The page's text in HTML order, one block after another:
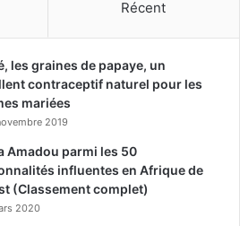
Récent
les graines de papaye, un
contraceptif naturel pour les
mariées
2019
Amadou parmi les 50
influentes en Afrique de
(Classement complet)
2020